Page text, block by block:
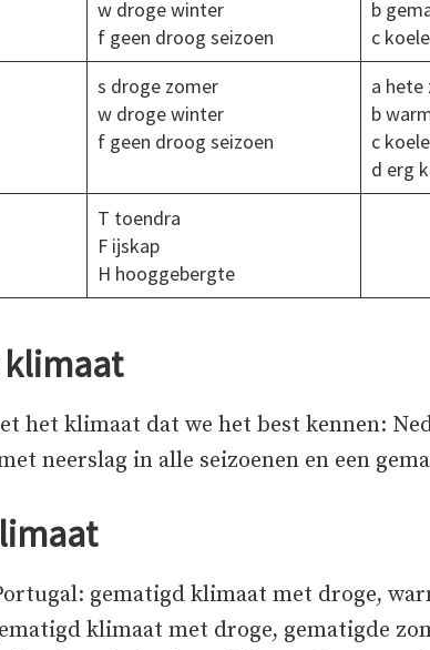
w droge winter
f geen droog seizoen
b
c
s droge zomer
w droge winter
f geen droog seizoen
a hete
b
c
d erg
T toendra
F ijskap
H hooggebergte
het klimaat dat we het best kennen:
neerslag in alle seizoenen en een
gematigd klimaat met droge,
klimaat met droge, gematigde